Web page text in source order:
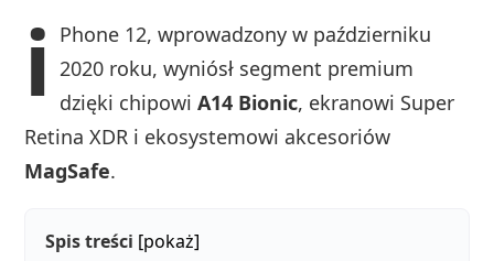
i Phone 12, wprowadzony w październiku
2020 roku, wyniósł segment premium
dzięki chipowiA14 Bionic, ekranowi Super
Retina XDR i ekosystemowi akcesoriów
MagSafe.
Spis treści [pokaż]